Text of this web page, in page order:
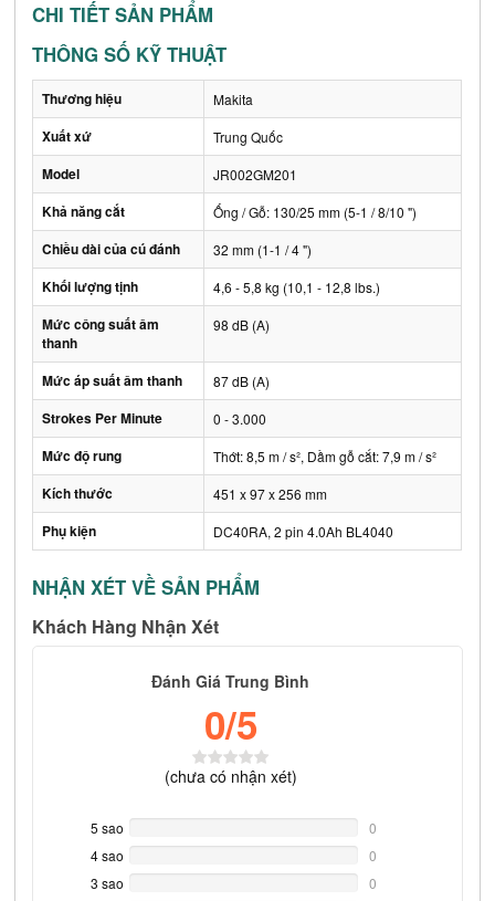
CHI TIẾT SẢN PHẨM
THÔNG SỐ KỸ THUẬT
Thương hiệu Makita
Xuất xứ Trung Quốc
Model JR002GM201
Khả năng cắt Ống / Gỗ: 130/25 mm (5-1 / 8/10 ")
Chiều dài của cú đánh 32 mm (1-1 / 4 ")
Khối lượng tịnh 4,6 - 5,8 kg (10,1 - 12,8 lbs.)
Mức công suất âm
thanh
98 dB (A)
Mức áp suất âm thanh 87 dB (A)
Strokes Per Minute 0 - 3.000
Mức độ rung Thớt: 8,5 m / s², Dầm gỗ cắt: 7,9 m / s²
Kích thước 451 x 97 x 256 mm
Phụ kiện DC40RA, 2 pin 4.0Ah BL4040
NHẬN XÉT VỀ SẢN PHẨM
Khách Hàng Nhận Xét
Đánh Giá Trung Bình
0/5
(chưa có nhận xét)
5 sao
Complete
0
4 sao
Complete
0
3 sao
0